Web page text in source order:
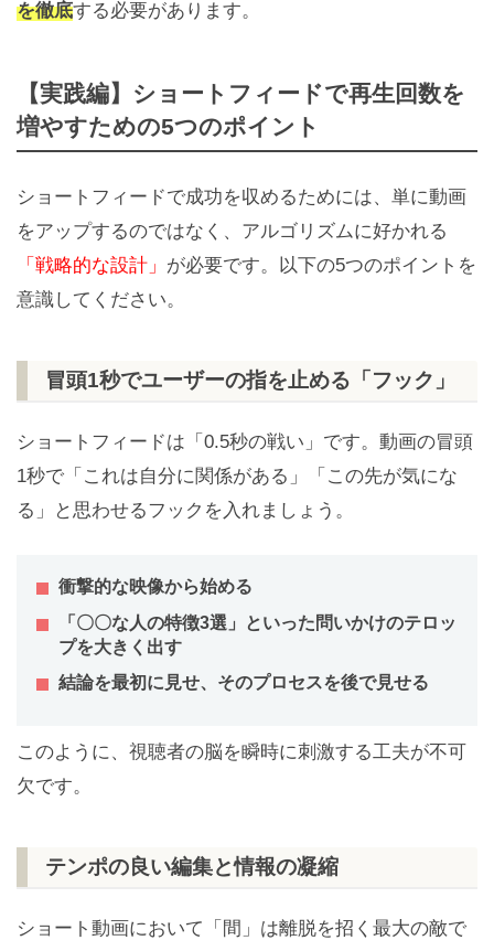
を徹底する必要があります。
【実践編】ショートフィードで再生回数を
増やすための5つのポイント
ショートフィードで成功を収めるためには、単に動画
をアップするのではなく、アルゴリズムに好かれる
「戦略的な設計」 が必要です。以下の5つのポイントを
意識してください。
冒頭1秒でユーザーの指を止める「フック」
ショートフィードは「0.5秒の戦い」です。動画の冒頭
1秒で「これは自分に関係がある」「この先が気にな
る」と思わせるフックを入れましょう。
衝撃的な映像から始める
「〇〇な人の特徴3選」といった問いかけのテロッ
プを大きく出す
結論を最初に見せ、そのプロセスを後で見せる
このように、視聴者の脳を瞬時に刺激する工夫が不可
欠です。
テンポの良い編集と情報の凝縮
ショート動画において「間」は離脱を招く最大の敵で